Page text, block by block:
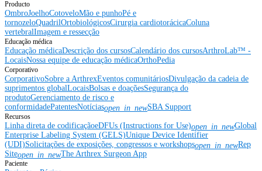
Producto
OmbroJoelhoCotoveloMão e punhoPé e
tornozeloQuadrilOrtobiológicosCirurgia cardiotorácicaColuna
vertebralImagem e ressecção
Educação médica
Educação médicaDescrição dos cursosCalendário dos cursosArthroLab™ -
LocaisNossa equipe de educação médicaOrthoPedia
Corporativo
CorporativoSobre a ArthrexEventos comunitáriosDivulgação da cadeia de
suprimentos globalLocaisBolsas e doaçõesSegurança do
produtoGerenciamento de risco e
conformidadePatentesNotíciasopen_in_newSBA Support
Recursos
Linha direta de codificaçãoeDFUs (Instructions for Use)open_in_newGlobal
Enterprise Labeling System (GELS)Unique Device Identifier
(UDI)Solicitações de exposições, congressos e workshopsopen_in_newRep
Siteopen_in_newThe Arthrex Surgeon App
Paciente